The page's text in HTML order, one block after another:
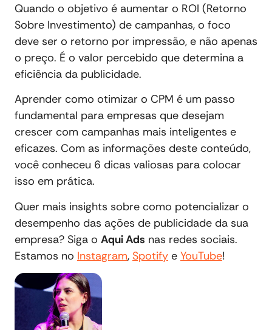
Quando o objetivo é aumentar o ROI (Retorno
Sobre Investimento) de campanhas, o foco
deve ser o retorno por impressão, e não apenas
o preço. É o valor percebido que determina a
eficiência da publicidade.
Aprender como otimizar o CPM é um passo
fundamental para empresas que desejam
crescer com campanhas mais inteligentes e
eficazes. Com as informações deste conteúdo,
você conheceu 6 dicas valiosas para colocar
isso em prática.
Quer mais insights sobre como potencializar o
desempenho das ações de publicidade da sua
empresa? Siga o Aqui Ads nas redes sociais.
Estamos no Instagram, Spotify e YouTube!